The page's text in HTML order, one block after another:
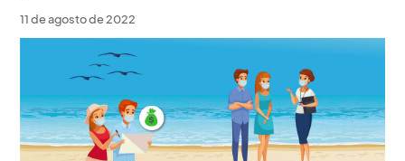
11 de agosto de 2022